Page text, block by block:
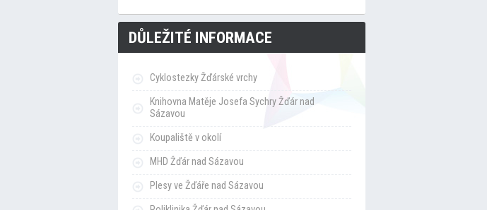
DŮLEŽITÉ INFORMACE
Cyklostezky Žďárské vrchy
Knihovna Matěje Josefa Sychry Žďár nad
Sázavou
Koupaliště v okolí
MHD Žďár nad Sázavou
Plesy ve Žďáře nad Sázavou